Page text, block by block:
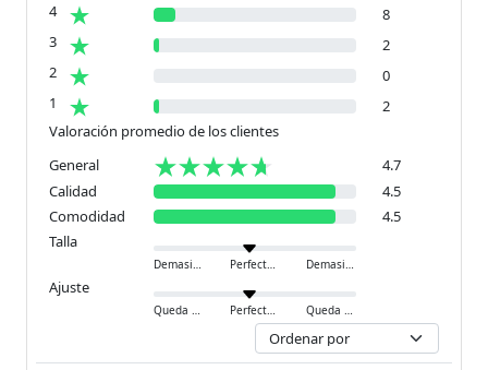
4
8
3
2
2
0
1
2
Valoración promedio de los clientes
General
4.7
Calidad
4.5
Comodidad
4.5
Talla
Demasiado pequeño Perfecto Demasiado grande
Ajuste
Queda ajustado Perfecto Queda holgado